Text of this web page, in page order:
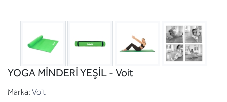
YOGA MİNDERİ YEŞİL - Voit
Marka: Voit